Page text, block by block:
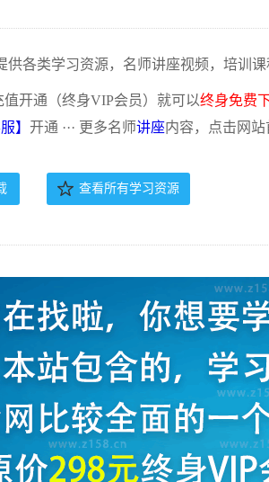
供各类学习资源，名师讲座视频，培训
值开通（终身VIP会员）就可以终身免费
】 开通 ··· 更多名师讲座内容，点击网
查看所有学习资源